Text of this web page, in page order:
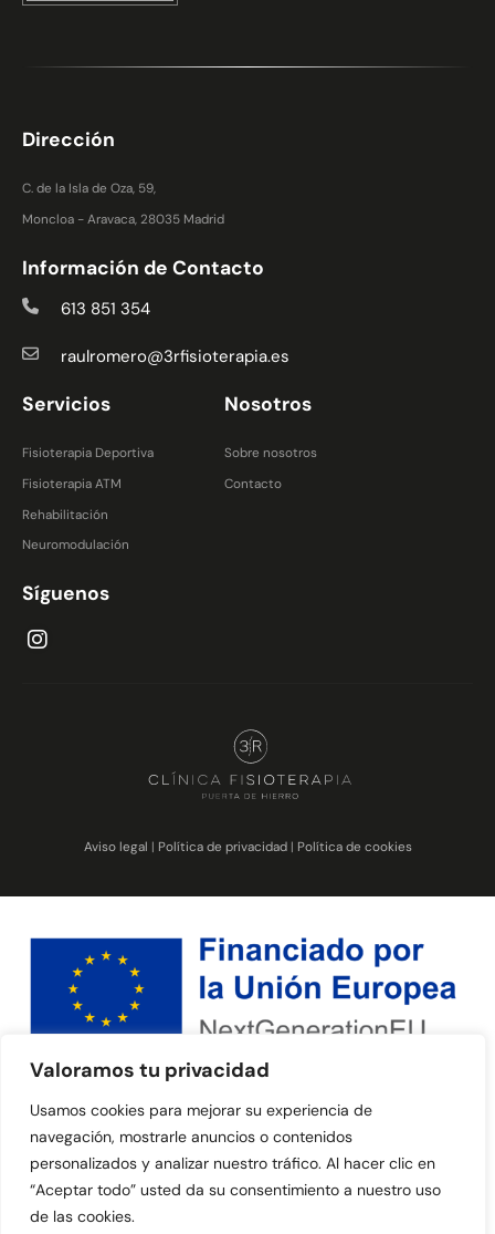
Valoramos tu privacidad
Usamos cookies para mejorar su experiencia de
navegación, mostrarle anuncios o contenidos
personalizados y analizar nuestro tráfico. Al hacer clic en
“Aceptar todo” usted da su consentimiento a nuestro uso
de las cookies.
Dirección
C. de la Isla de Oza, 59,
Moncloa - Aravaca, 28035 Madrid
Información de Contacto
613 851 354
raulromero@3rfisioterapia.es
Servicios
Fisioterapia Deportiva
Fisioterapia ATM
Rehabilitación
Neuromodulación
Nosotros
Sobre nosotros
Contacto
Síguenos
Aviso legal | Política de privacidad| Política de cookies